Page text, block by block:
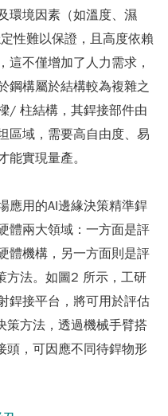
環境因素（如溫度、濕
性難以保證，且高度依賴
這不僅增加了人力需求，
鋼構屬於結構較為複雜之
/ 柱結構，其銲接部件由
區域，需要高自由度、易
實現量產。
應用的AI邊緣決策精準銲
體兩大領域：一方面是評
體機構，另一方面則是評
方法。如圖2 所示，工研
銲接平台，將可用於評估
策方法，透過機械手臂搭
頭，可因應不同待銲物形